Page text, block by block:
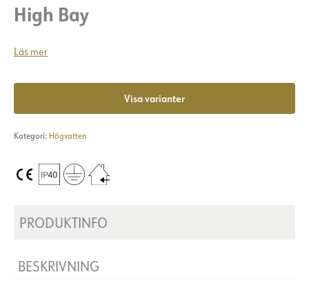
High Bay
Läs mer
Visa varianter
Kategori: Högvatten
PRODUKTINFO
BESKRIVNING